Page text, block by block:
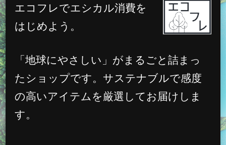
エコフレでエシカル消費を
はじめよう。
「地球にやさしい」がまるごと詰まっ
たショップです。サステナブルで感度
の高いアイテムを厳選してお届けしま
す。